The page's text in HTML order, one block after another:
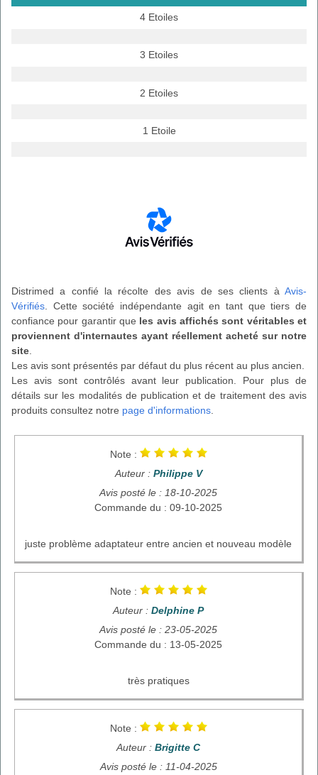
4 Etoiles
3 Etoiles
2 Etoiles
1 Etoile
Distrimed a confié la récolte des avis de ses clients à Avis-
Vérifiés . Cette société indépendante agit en tant que tiers de
confiance pour garantir que les avis affichés sont véritables et
proviennent d'internautes ayant réellement acheté sur notre
site
Les avis sont présentés par défaut du plus récent au plus ancien.
Les avis sont contrôlés avant leur publication. Pour plus de
détails sur les modalités de publication et de traitement des avis
produits consultez notre page d'informations
Note :
Auteur : Philippe V
Avis posté le : 18-10-2025
Commande du : 09-10-2025
juste problème adaptateur entre ancien et nouveau modèle
Note :
Auteur : Delphine P
Avis posté le : 23-05-2025
Commande du : 13-05-2025
très pratiques
Note :
Auteur : Brigitte C
Avis posté le : 11-04-2025